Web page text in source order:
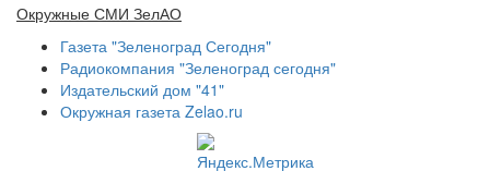
Окружные СМИ ЗелАО
Газета "Зеленоград Сегодня"
Радиокомпания "Зеленоград сегодня"
Издательский дом "41"
Окружная газета Zelao.ru